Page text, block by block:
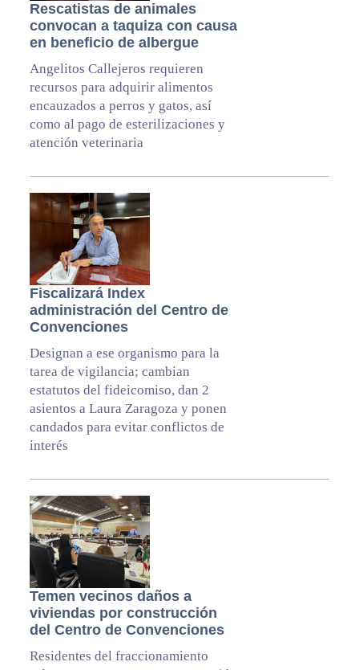
Rescatistas de animales
convocan a taquiza con causa
en beneficio de albergue
Angelitos Callejeros requieren
recursos para adquirir alimentos
encauzados a perros y gatos, así
como al pago de esterilizaciones y
atención veterinaria
Fiscalizará Index
administración del Centro de
Convenciones
Designan a ese organismo para la
tarea de vigilancia; cambian
estatutos del fideicomiso, dan 2
asientos a Laura Zaragoza y ponen
candados para evitar conflictos de
interés
Temen vecinos daños a
viviendas por construcción
del Centro de Convenciones
Residentes del fraccionamiento